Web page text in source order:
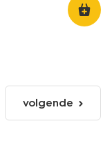
volgende
pagina
volgende